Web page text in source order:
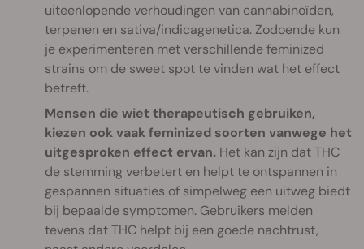
uiteenlopende verhoudingen van cannabinoïden,
terpenen en sativa/indicagenetica. Zodoende kun
je experimenteren met verschillende feminized
strains om de sweet spot te vinden wat het effect
betreft.
Mensen die wiet therapeutisch gebruiken,
kiezen ook vaak feminized soorten vanwege het
uitgesproken effect ervan. Het kan zijn dat THC
de stemming verbetert en helpt te ontspannen in
gespannen situaties of simpelweg een uitweg biedt
bij bepaalde symptomen. Gebruikers melden
tevens dat THC helpt bij een goede nachtrust,